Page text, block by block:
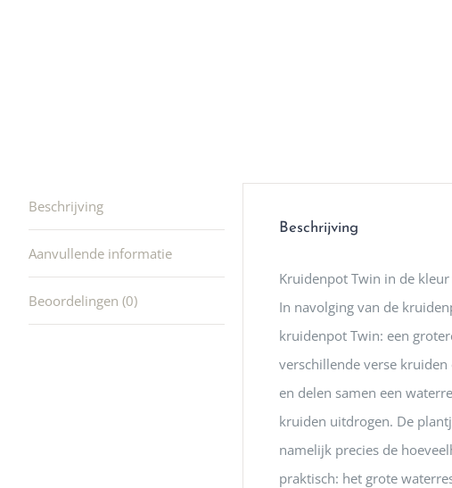
ook heel aardig
Beschrijving
Aanvullende informatie
Beoordelingen (0)
Beschrijving
Kruidenpot Twin in de
In navolging van de
kruidenpot Twin: een
verschillende verse
en delen samen een
kruiden uitdrogen. De
namelijk precies de
praktisch: het grote